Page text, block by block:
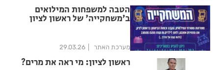
הטבה למשפחות המילואים
ב'משחקייה' של ראשון לציון
מערכת האתר 29.03.26
ראשון לציון: מי ראה את מרים?